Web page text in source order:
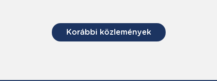
Korábbi közlemények